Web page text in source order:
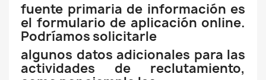
fuente primaria de información es
el formulario de aplicación online.
Podríamos solicitarle
algunos datos adicionales para las
actividades de reclutamiento,